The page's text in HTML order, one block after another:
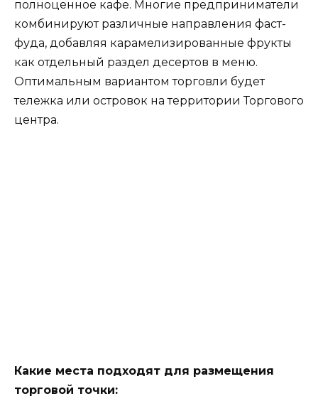
полноценное кафе. Многие предприниматели
комбинируют различные направления фаст-
фуда, добавляя карамелизированные фрукты
как отдельный раздел десертов в меню.
Оптимальным вариантом торговли будет
тележка или островок на территории Торгового
центра.
Какие места подходят для размещения
торговой точки: